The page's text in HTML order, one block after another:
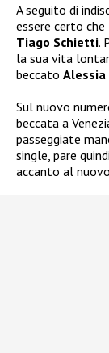
A seguito di
essere certo
Tiago Schietti.
la sua vita
beccato Alessia
Sul nuovo
beccata a
passeggiate
single, pare
accanto al